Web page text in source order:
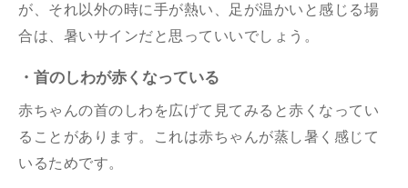
が、それ以外の時に手が熱い、足が温かいと感じる場
合は、暑いサインだと思っていいでしょう。
・首のしわが赤くなっている
赤ちゃんの首のしわを広げて見てみると赤くなってい
ることがあります。これは赤ちゃんが蒸し暑く感じて
いるためです。